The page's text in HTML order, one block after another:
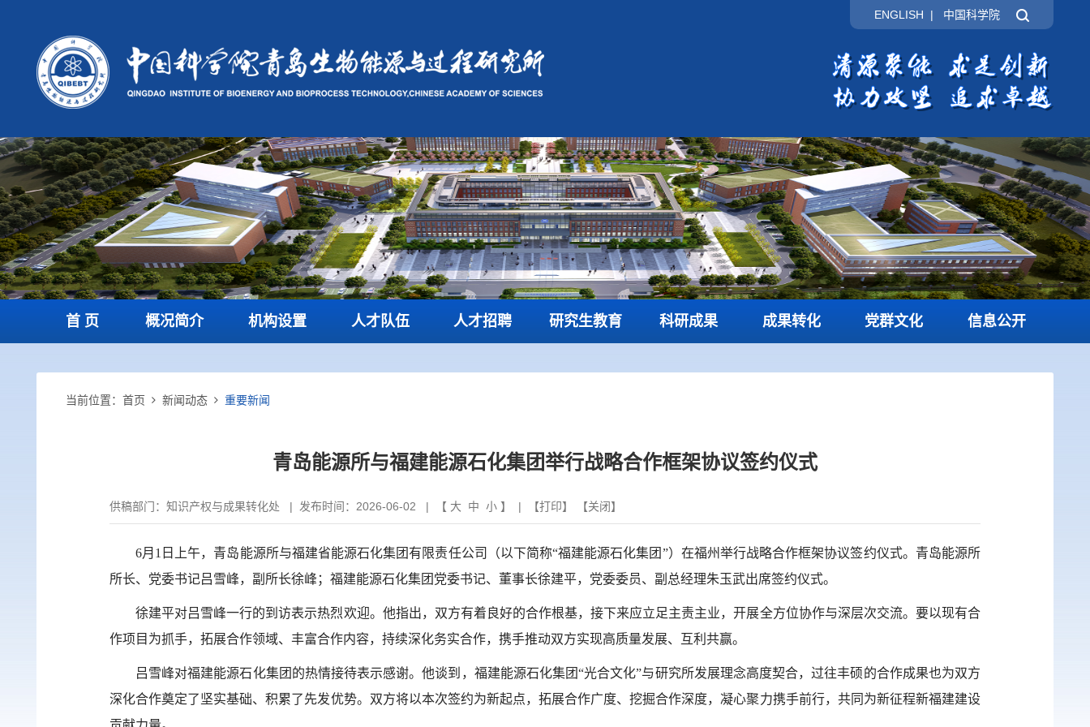
ENGLISH | 中国科学院
首 页 概况简介 机构设置 人才队伍 人才招聘 研究生教育 科研成果 成果转化 党群文化 信息公开
当前位置： 首页 新闻动态 重要新闻
青岛能源所与福建能源石化集团举行战略合作框架协议签约仪式
供稿部门： 知识产权与成果转化处 | 发布时间：2026-06-02 | 【 大 中 小 】 | 【打印】 【关闭】
6月 1 日上午，青岛能源所与福建省能源石化集团有限责任公司（以下简称“福建能源石化集团”）在福州举行战略合作框架协议签约仪式。青岛能源所
所长、党委书记吕雪峰，副所长徐峰；福建能源石化集团党委书记、董事长徐建平， 党委委员、副总经理朱玉武出席签约仪式。
徐建平对吕雪峰一行的到访表示热烈欢迎。他指出，双方有着良好的合作根基，接下来应立足主责主业，开展全方位协作与深层次交流。要以现有合
作项目为抓手，拓展合作领域、丰富合作内容，持续深化务实合作，携手推动双方实现高质量发展、互利共赢。
吕雪峰对福建能源石化集团 的热情接待表示感谢。他谈到， 福建能源石化集团“光合文化”与研究所发展理念高度契合，过往丰硕的合作成果也为双方
深化合作奠定了坚实基础、积累了先发优势。双方将以本次签约为新起点，拓展合作广度、挖掘合作深度，凝心聚力携手前行，共同为新征程新福建建设